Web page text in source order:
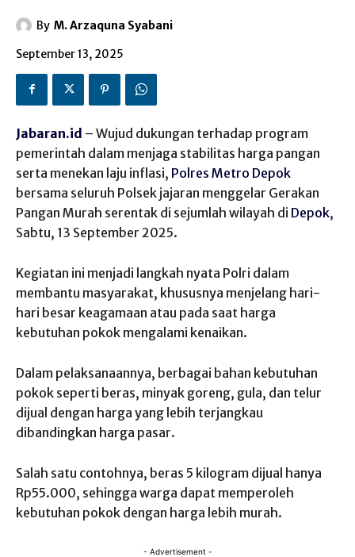
By M. Arzaquna Syabani
September 13, 2025
Jabaran.id – Wujud dukungan terhadap program
pemerintah dalam menjaga stabilitas harga pangan
serta menekan laju inflasi, Polres Metro Depok
bersama seluruh Polsek jajaran menggelar Gerakan
Pangan Murah serentak di sejumlah wilayah di Depok,
Sabtu, 13 September 2025.
Kegiatan ini menjadi langkah nyata Polri dalam
membantu masyarakat, khususnya menjelang hari-
hari besar keagamaan atau pada saat harga
kebutuhan pokok mengalami kenaikan.
Dalam pelaksanaannya, berbagai bahan kebutuhan
pokok seperti beras, minyak goreng, gula, dan telur
dijual dengan harga yang lebih terjangkau
dibandingkan harga pasar.
Salah satu contohnya, beras 5 kilogram dijual hanya
Rp55.000, sehingga warga dapat memperoleh
kebutuhan pokok dengan harga lebih murah.
- Advertisement -